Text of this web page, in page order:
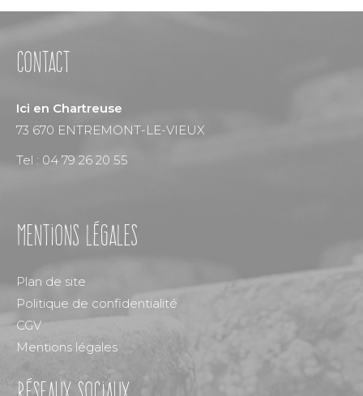
Contact
Ici en Chartreuse
73 670 ENTREMONT-LE-VIEUX
Tel : 04 79 26 20 55
Mentions légales
Plan de site
Politique de confidentialité
CGV
Mentions légales